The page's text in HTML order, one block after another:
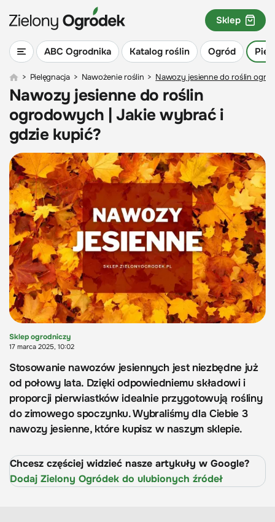
ABC Ogrodnika Katalog roślin Ogród
Sklep
> Pielęgnacja > Nawożenie roślin > Nawozy jesienne do roślin
Nawozy jesienne do roślin
ogrodowych | Jakie wybrać i
gdzie kupić?
Sklep ogrodniczy
17 marca 2025, 10:02
Stosowanie nawozów jesiennych jest niezbędne już
od połowy lata. Dzięki odpowiedniemu składowi i
proporcji pierwiastków idealnie przygotowują rośliny
do zimowego spoczynku. Wybraliśmy dla Ciebie 3
nawozy jesienne, które kupisz w naszym sklepie.
Chcesz częściej widzieć nasze artykuły w Google?
Dodaj Zielony Ogródek do ulubionych źródeł